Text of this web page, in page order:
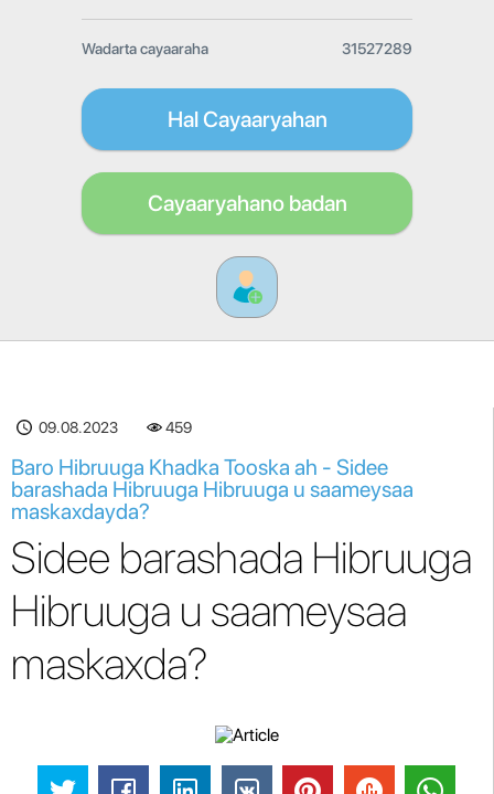
Wadarta cayaaraha 31527289
Hal Cayaaryahan
Cayaaryahano badan
09.08.2023 459
Baro Hibruuga Khadka Tooska ah - Sidee
barashada Hibruuga Hibruuga u saameysaa
maskaxdayda?
Sidee barashada Hibruuga
Hibruuga u saameysaa
maskaxda?